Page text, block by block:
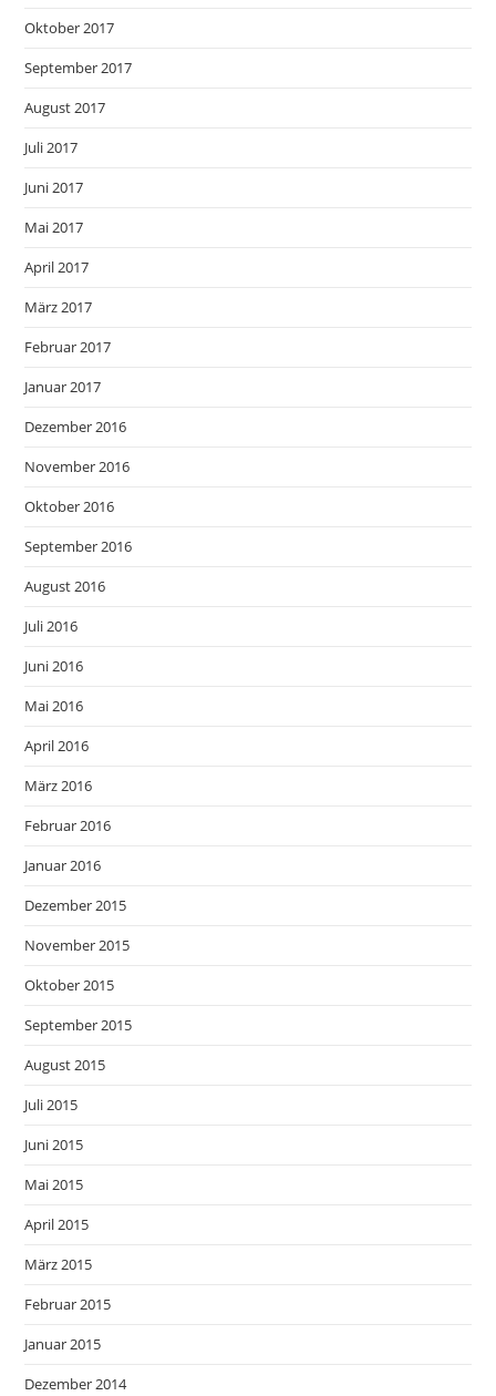
Oktober 2017
September 2017
August 2017
Juli 2017
Juni 2017
Mai 2017
April 2017
März 2017
Februar 2017
Januar 2017
Dezember 2016
November 2016
Oktober 2016
September 2016
August 2016
Juli 2016
Juni 2016
Mai 2016
April 2016
März 2016
Februar 2016
Januar 2016
Dezember 2015
November 2015
Oktober 2015
September 2015
August 2015
Juli 2015
Juni 2015
Mai 2015
April 2015
März 2015
Februar 2015
Januar 2015
Dezember 2014